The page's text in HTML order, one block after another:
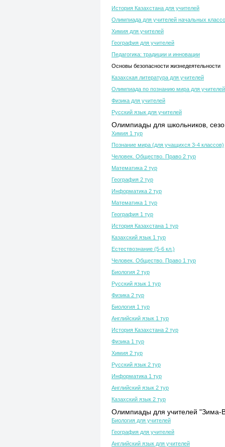
История Казахстана для учителей
Олимпиада для учителей начальных
Химия для учителей
География для учителей
Педагогика: традиции и инновации
Основы безопасности жизнедеятельности
Казахская литература для учителей
Олимпиада по познанию мира для учителей
Физика для учителей
Русский язык для учителей
Олимпиады для школьников,
Химия 1 тур
Познание мира (для учащихся 3-4 классов)
Человек. Общество. Право 2 тур
Математика 2 тур
География 2 тур
Информатика 2 тур
Математика 1 тур
География 1 тур
История Казахстана 1 тур
Казахский язык 1 тур
Естествознание (5-6 кл.)
Человек. Общество. Право 1 тур
Биология 2 тур
Русский язык 1 тур
Физика 2 тур
Биология 1 тур
Английский язык 1 тур
История Казахстана 2 тур
Физика 1 тур
Химия 2 тур
Русский язык 2 тур
Информатика 1 тур
Английский язык 2 тур
Казахский язык 2 тур
Олимпиады для учителей "Зима-
Биология для учителей
География для учителей
Английский язык для учителей